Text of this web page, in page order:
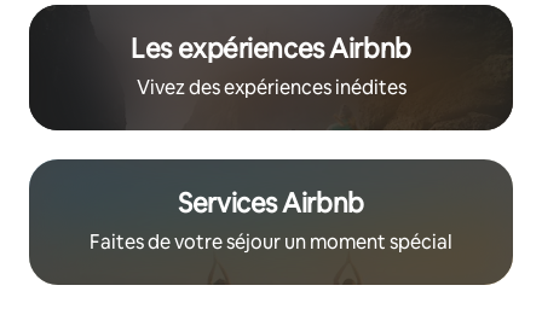
Les expériences Airbnb
Vivez des expériences inédites
Services Airbnb
Faites de votre séjour un moment spécial